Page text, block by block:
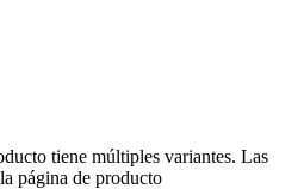
tiene múltiples variantes. Las
página de producto